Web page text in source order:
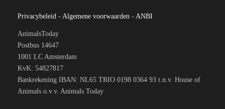
Privacybeleid - Algemene voorwaarden - ANBI
AnimalsToday
Postbus 14647
1001 LC Amsterdam
KvK: 54827817
Bankrekening IBAN: NL65 TRIO 0198 0364 93 t.n.v. House of
Animals o.v.v. Animals Today